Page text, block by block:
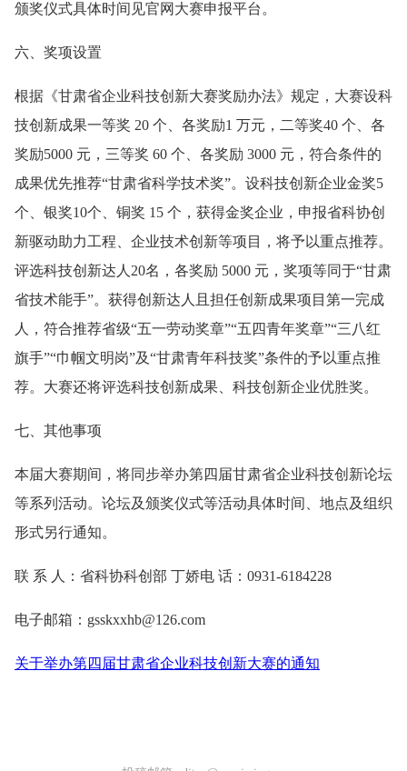
颁奖仪式具体时间见官网大赛申报平台。
六、奖项设置
根据《甘肃省企业科技创新大赛奖励办法》规定，大赛设科
技创新成果一等奖 20 个、各奖励1 万元，二等奖40 个、各
奖励5000 元，三等奖 60 个、各奖励 3000 元，符合条件的
成果优先推荐“甘肃省科学技术奖”。设科技创新企业金奖5
个、银奖10个、铜奖 15 个，获得金奖企业，申报省科协创
新驱动助力工程、企业技术创新等项目，将予以重点推荐。
评选科技创新达人20名，各奖励 5000 元，奖项等同于“甘肃
省技术能手”。获得创新达人且担任创新成果项目第一完成
人，符合推荐省级“五一劳动奖章”“五四青年奖章”“三八红
旗手”“巾帼文明岗”及“甘肃青年科技奖”条件的予以重点推
荐。大赛还将评选科技创新成果、科技创新企业优胜奖。
七、其他事项
本届大赛期间，将同步举办第四届甘肃省企业科技创新论坛
等系列活动。论坛及颁奖仪式等活动具体时间、地点及组织
形式另行通知。
联 系 人：省科协科创部 丁娇电 话：0931-6184228
电子邮箱：gsskxxhb@126.com
关于举办第四届甘肃省企业科技创新大赛的通知